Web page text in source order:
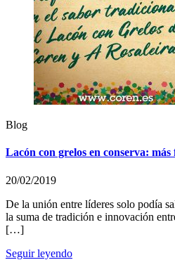
Blog
Lacón con grelos en conserva:
20/02/2019
De la unión entre líderes solo podía
la suma de tradición e innovación
[…]
Seguir leyendo